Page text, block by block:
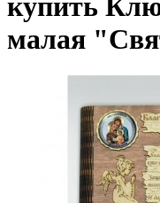
купить
малая